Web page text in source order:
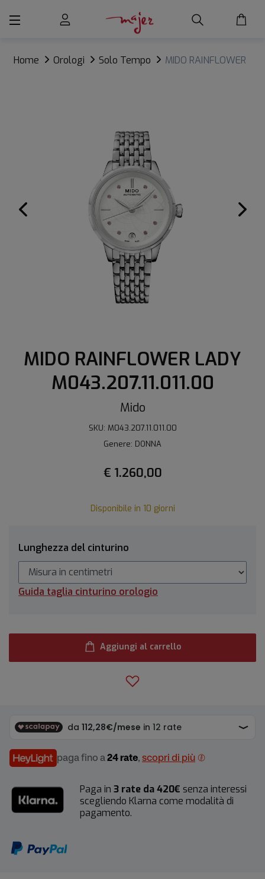
Home Orologi Solo Tempo
MIDO RAINFLOWER
MIDO RAINFLOWER LADY
M043.207.11.011.00
Mido
SKU: M043.207.11.011.00
Genere: DONNA
€ 1.260,00
Disponibile in 10 giorni
Lunghezza del cinturino
Guida taglia cinturino orologio
Aggiungi al carrello
paga fino a 24 rate, scopri di più
Paga in 3 rate da 420€ senza interessi
scegliendo Klarna come modalità di
pagamento.